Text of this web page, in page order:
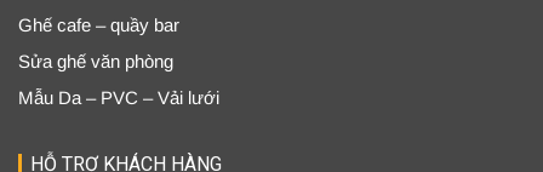
Ghế cafe – quầy bar
Sửa ghế văn phòng
Mẫu Da – PVC – Vải lưới
HỖ TRỢ KHÁCH HÀNG